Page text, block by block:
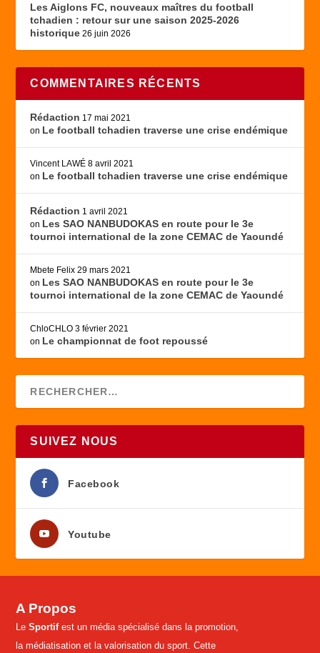
Les Aiglons FC, nouveaux maîtres du football
tchadien : retour sur une saison 2025-2026
historique 26 juin 2026
COMMENTAIRES RÉCENTS
Rédaction 17 mai 2021
on Le football tchadien traverse une crise endémique
Vincent LAWÉ 8 avril 2021
on Le football tchadien traverse une crise endémique
Rédaction 1 avril 2021
on Les SAO NANBUDOKAS en route pour le 3e
tournoi international de la zone CEMAC de Yaoundé
Mbete Felix 29 mars 2021
on Les SAO NANBUDOKAS en route pour le 3e
tournoi international de la zone CEMAC de Yaoundé
ChloCHLO 3 février 2021
on Le championnat de foot repoussé
SUIVEZ NOUS
Facebook
Youtube
A Propos
LeSportifest un média spécialisé dans la promotion,
la médiatisation et la valorisation du sport. Cette